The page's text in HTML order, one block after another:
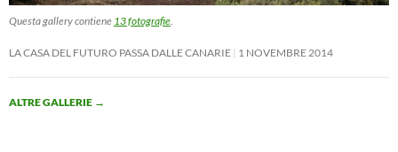
Questa gallery contiene 13 fotografie.
LA CASA DEL FUTURO PASSA DALLE CANARIE 1 NOVEMBRE 2014
ALTRE GALLERIE →